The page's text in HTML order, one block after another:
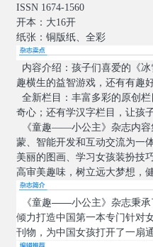
ISSN 1674-1560
开本：大16
纸张：铜版纸、
内容介绍：孩子们喜爱的《
趣横生的益智游戏，还有有趣
全新栏目：丰富多彩的原创
奇心；还有学汉字栏目，让孩
《童趣——小公主》杂志内容
蒙、智能开发和互动交流为一
美丽的图画、学习女孩装扮技
高审美趣味，树立远大梦想，
《童趣——小公主》杂志秉承
倾力打造中国第一本专门针对
刊物，为中国女孩打开了一扇